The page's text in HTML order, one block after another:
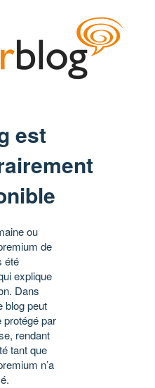
est
ou
de
été
explique
Dans
blog peut
protégé par
rendant
tant que
n’a